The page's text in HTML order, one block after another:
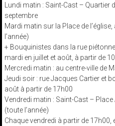
Lundi matin : Saint-Cast – Quartier
septembre
Mardi matin sur la Place de
l’année)
+ Bouquinistes dans la rue
mardi en juillet et août, à partir de
Mercredi matin : au centre-ville de
Jeudi soir : rue Jacques Cartier et
août à partir de 17h00
Vendredi matin : Saint-Cast – Place
(toute l’année)
Chaque vendredi à partir de 17h00,